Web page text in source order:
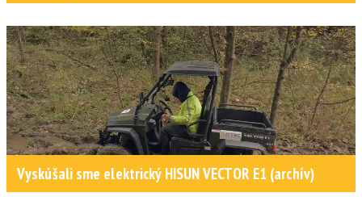
Vyskúšali sme elektrický HISUN VECTOR E1 (archív)